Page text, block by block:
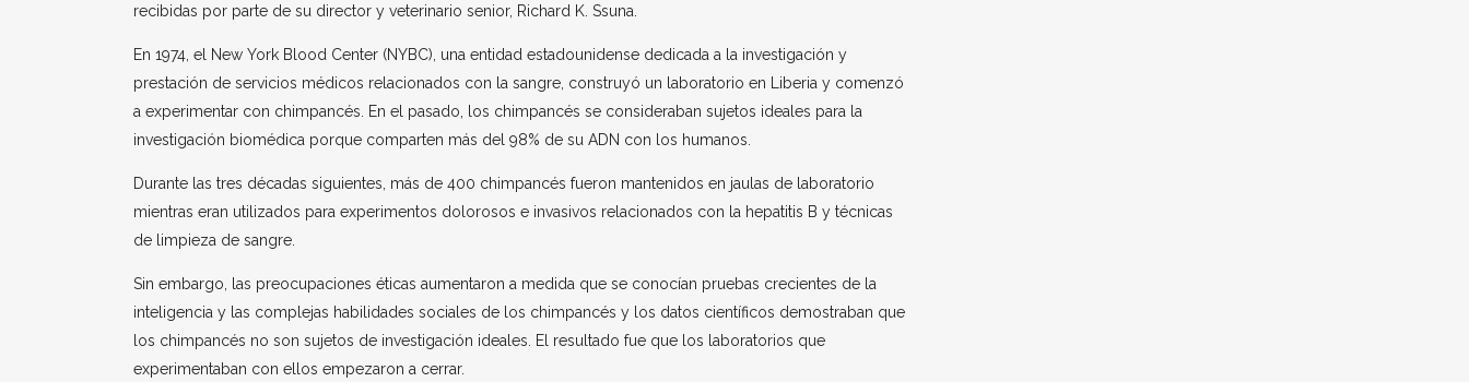
recibidas por parte de su director y veterinario senior, Richard K. Ssuna.
En 1974, el New York Blood Center (NYBC), una entidad estadounidense dedicada a la investigación y
prestación de servicios médicos relacionados con la sangre, construyó un laboratorio en Liberia y comenzó
a experimentar con chimpancés. En el pasado, los chimpancés se consideraban sujetos ideales para la
investigación biomédica porque comparten más del 98% de su ADN con los humanos.
Durante las tres décadas siguientes, más de 400 chimpancés fueron mantenidos en jaulas de laboratorio
mientras eran utilizados para experimentos dolorosos e invasivos relacionados con la hepatitis B y técnicas
de limpieza de sangre.
Sin embargo, las preocupaciones éticas aumentaron a medida que se conocían pruebas crecientes de la
inteligencia y las complejas habilidades sociales de los chimpancés y los datos científicos demostraban que
los chimpancés no son sujetos de investigación ideales. El resultado fue que los laboratorios que
experimentaban con ellos empezaron a cerrar.